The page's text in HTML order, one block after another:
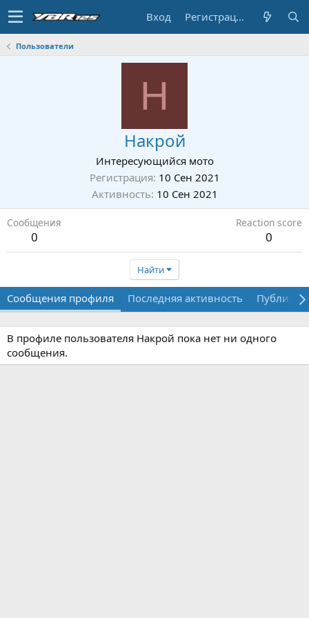
Вход Регистрация
Пользователи
Н
Накрой
Интересующийся мото
Регистрация 10 Сен 2021
Активность 10 Сен 2021
Сообщения
0
Reaction score
0
Найти
Сообщения профиля Последняя активность
В профиле пользователя Накрой пока нет ни одного
сообщения.